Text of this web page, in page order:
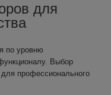
для
по уровню
Выбор
профессионального